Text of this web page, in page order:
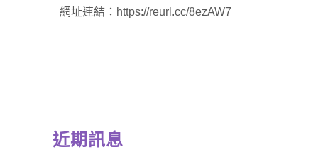
網址連結： https://reurl.cc/8ezAW7
近期訊息